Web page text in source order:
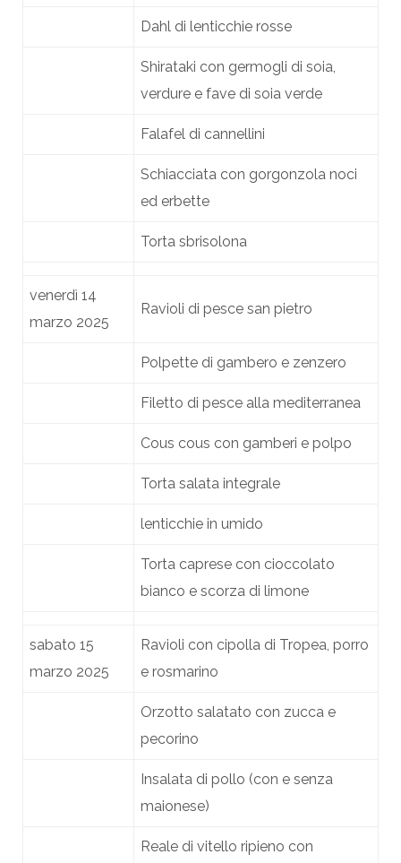
Dahl di lenticchie rosse
Shirataki con germogli di soia,
verdure e fave di soia verde
Falafel di cannellini
Schiacciata con gorgonzola noci
ed erbette
Torta sbrisolona
venerdì 14
marzo 2025
Ravioli di pesce san pietro
Polpette di gambero e zenzero
Filetto di pesce alla mediterranea
Cous cous con gamberi e polpo
Torta salata integrale
lenticchie in umido
Torta caprese con cioccolato
bianco e scorza di limone
sabato 15
marzo 2025
Ravioli con cipolla di Tropea, porro
e rosmarino
Orzotto salatato con zucca e
pecorino
Insalata di pollo (con e senza
maionese)
Reale di vitello ripieno con